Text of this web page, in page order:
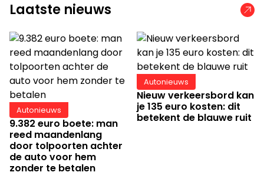
Laatste nieuws
Autonieuws
9.382 euro boete: man
reed maandenlang
door tolpoorten achter
de auto voor hem
zonder te betalen
Autonieuws
Nieuw verkeersbord kan
je 135 euro kosten: dit
betekent de blauwe ruit